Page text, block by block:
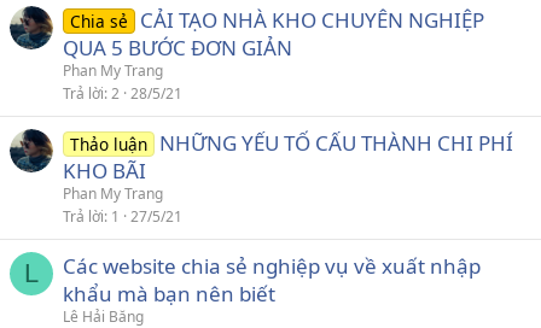
Chia sẻ
CẢI TẠO NHÀ KHO CHUYÊN NGHIỆP
QUA 5 BƯỚC ĐƠN GIẢN
Phan My Trang
Trả lời 2 28/5/21
Thảo luận NHỮNG YẾU TỐ CẤU THÀNH CHI PHÍ
KHO BÃI
Phan My Trang
Trả lời 1 27/5/21
L
Các website chia sẻ nghiệp vụ về xuất nhập
khẩu mà bạn nên biết
Lê Hải Băng